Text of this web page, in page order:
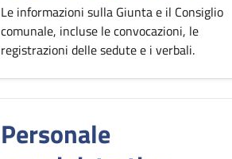
Le informazioni sulla Giunta e il Consiglio
comunale, incluse le convocazioni, le
registrazioni delle sedute e i verbali.
Personale